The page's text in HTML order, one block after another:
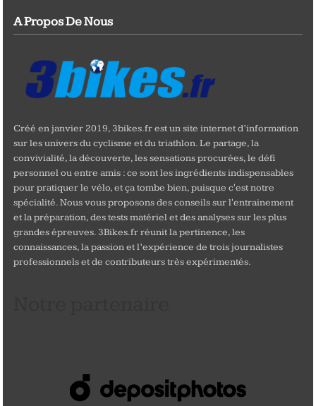
A Propos De Nous
Créé en janvier 2019, 3bikes.fr est un site internet d’information
sur les univers du cyclisme et du triathlon. Le partage, la
convivialité, la découverte, les sensations procurées, le défi
personnel ou entre amis : ce sont les ingrédients indispensables
pour pratiquer le vélo, et ça tombe bien, puisque c'est notre
spécialité. Nous vous proposons des conseils sur l'entrainement
et la préparation, des tests matériel et des analyses sur les plus
grandes épreuves. 3Bikes.fr réunit la pertinence, les
connaissances, la passion et l’expérience de trois journalistes
professionnels et de contributeurs très expérimentés.